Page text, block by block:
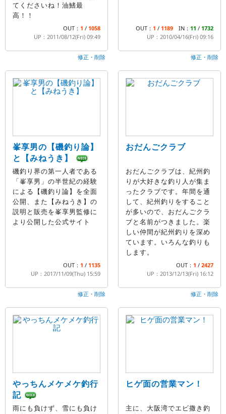
てくださいね！油鰭最
高！！
OUT： 1 / 1058
UP：2011/08/12(Fri) 09:49
修正・削除
OUT： 1 / 1189 IN： 11 / 1732
UP：2010/04/16(Fri) 09:16
修正・削除
峯享男の【磯釣り論】
と【みねうき】
磯釣り界の第一人者である
「峯享男」の半世紀の経験
による【磯釣り論】を全面
公開、また【みねうき】の
説明と販売を峯享男監修に
より公開した公式サイト
OUT： 1 / 1135
UP：2017/11/09(Thu) 15:59
修正・削除
おだんごクラブ
おだんごクラブは、紀州釣
りが大好きな釣り人が集ま
ったクラブです。年間を通
して、紀州釣りをすること
が多いので、おだんごクラ
ブと名前がつきました。楽
しい仲間が紀州釣りを深め
ています。いろんな釣りも
します。
OUT： 1 / 2427
UP：2013/12/13(Fri) 16:12
修正・削除
やっちんメケメケ釣行
記
雨にも負けず、雪にも負け
ヒゲ面の営業マン！
主に、大阪湾でエビ撒き釣